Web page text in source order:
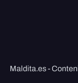
Maldita.es -